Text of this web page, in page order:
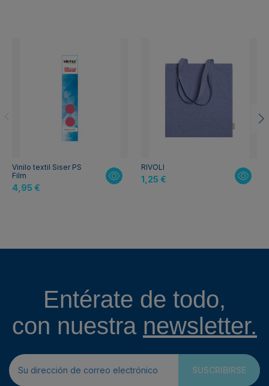
Vinilo textil Siser PS
Film
4,95 €
RIVOLI
1,25 €
Entérate de todo,
con nuestra newsletter.
SUSCRIBIRSE